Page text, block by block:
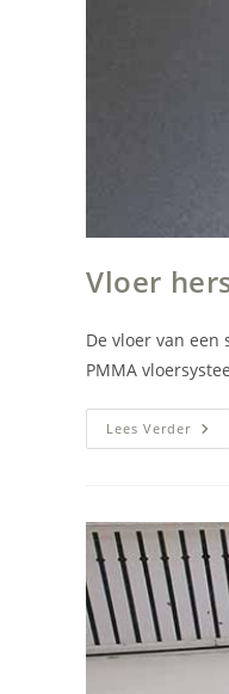
Vloer
De vloer van
PMMA
Lees VerderVloer